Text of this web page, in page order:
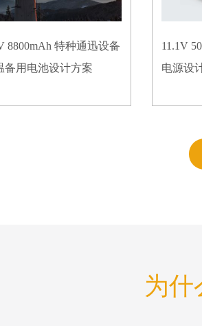
8800mAh 特种通迅设备
备用电池设计方案
11.1V
电源设
为什